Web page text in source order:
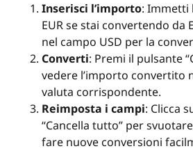
Inserisci l’importo: Immetti
EUR se stai convertendo da
nel campo USD per la
Converti: Premi il pulsante
vedere l’importo convertito
valuta corrispondente.
Reimposta i campi: Clicca
“Cancella tutto” per
fare nuove conversioni